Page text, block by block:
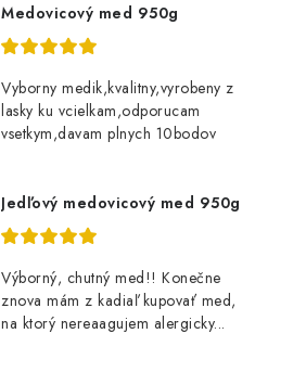
Medovicový med 950g
Vyborny medik,kvalitny,vyrobeny z
lasky ku vcielkam,odporucam
vsetkym,davam plnych 10bodov
Jedľový medovicový med 950g
Výborný, chutný med!! Konečne
znova mám z kadiaľ kupovať med,
na ktorý nereaagujem alergicky...